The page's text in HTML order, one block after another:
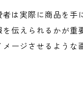
は実際に商品を手
伝えられるかが
ージさせるよう